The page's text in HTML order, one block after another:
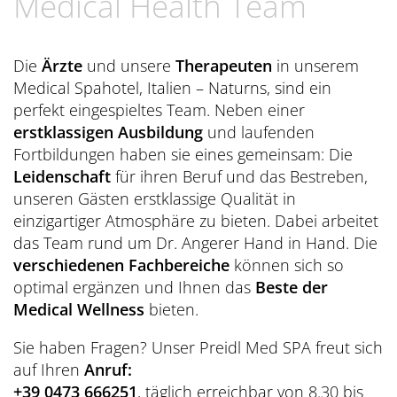
Awards
Preidlhof Events
Belvita
Preferred Hotels & Resorts
Dolce Vita Blog
Honeymoon
Sauna Tower
Pools & Park
À-la-carte-Treatments
Spa News-Blog
Checks & Therapien
Etikette & Kostenrückerstattung
Brixsana
Übersicht
Biken
Golf
Yoga
Fitness
Fun Sports
Tennis
Skilaufen
SÜDTIROL & MERAN
Reinhold Messner
Ötzi
Klima & Naturpark
Sights & Ausflüge
Shoppen & Kultur
Privat-Touren - Ausflüge im Preidlhof
Die Ärzte und unsere Therapeuten in unserem
Medical Spahotel, Italien – Naturns, sind ein
perfekt eingespieltes Team. Neben einer
erstklassigen Ausbildung und laufenden
Fortbildungen haben sie eines gemeinsam: Die
Leidenschaft für ihren Beruf und das Bestreben,
unseren Gästen erstklassige Qualität in
einzigartiger Atmosphäre zu bieten. Dabei arbeitet
das Team rund um Dr. Angerer Hand in Hand. Die
verschiedenen Fachbereiche können sich so
optimal ergänzen und Ihnen das Beste der
Medical Wellness bieten.
Sie haben Fragen? Unser Preidl Med SPA freut sich
auf Ihren Anruf:
+39 0473 666251, täglich erreichbar von 8.30 bis